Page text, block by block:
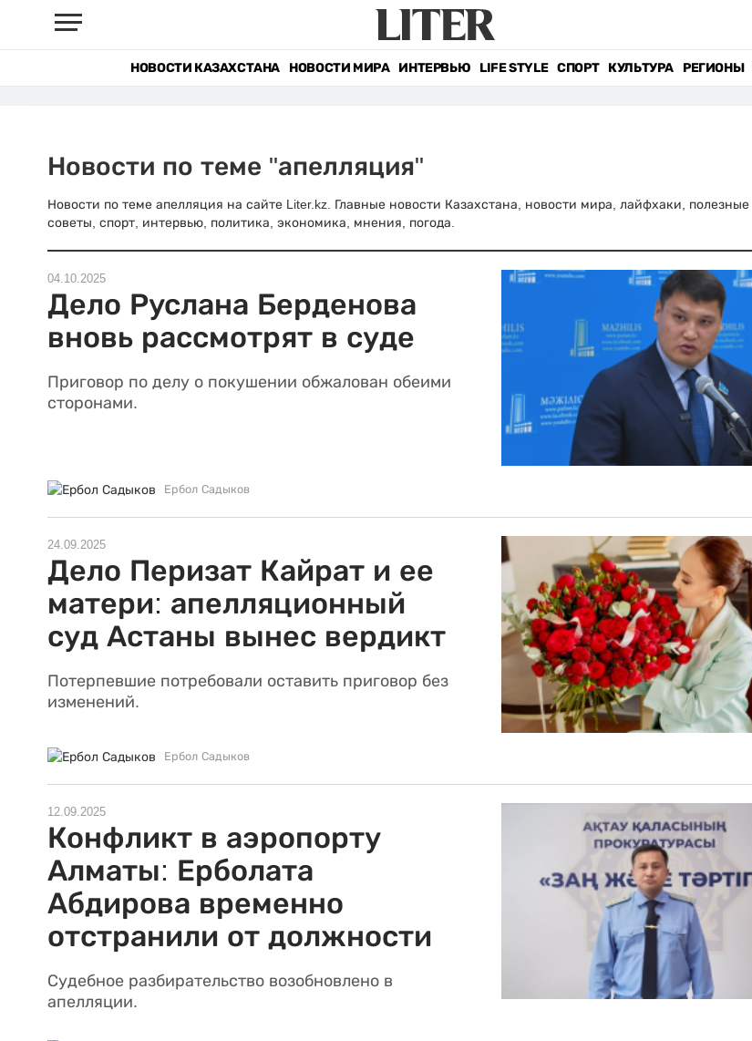
НОВОСТИ КАЗАХСТАНА НОВОСТИ МИРА ИНТЕРВЬЮ LIFE STYLE СПОРТ КУЛЬТУРА РЕГИОНЫ
Новости по теме "апелляция"
Новости по теме апелляция на сайте Liter.kz. Главные новости Казахстана, новости мира, лайфхаки, полезные
советы, спорт, интервью, политика, экономика, мнения, погода.
04.10.2025
Дело Руслана Берденова
вновь рассмотрят в суде
Приговор по делу о покушении обжалован обеими
сторонами.
Ербол Садыков
24.09.2025
Дело Перизат Кайрат и ее
матери: апелляционный
суд Астаны вынес вердикт
Потерпевшие потребовали оставить приговор без
изменений.
Ербол Садыков
12.09.2025
Конфликт в аэропорту
Алматы: Ерболата
Абдирова временно
отстранили от должности
Судебное разбирательство возобновлено в
апелляции.